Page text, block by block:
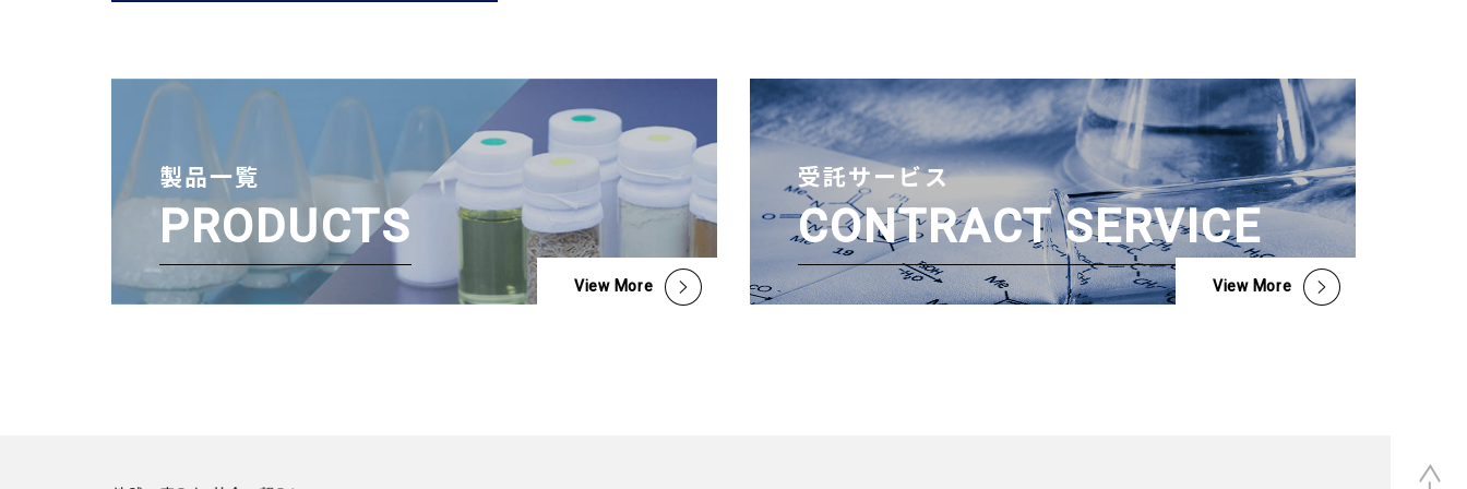
製品一覧
PRODUCTS
View More
受託サービス
CONTRACT SERVICE
View More